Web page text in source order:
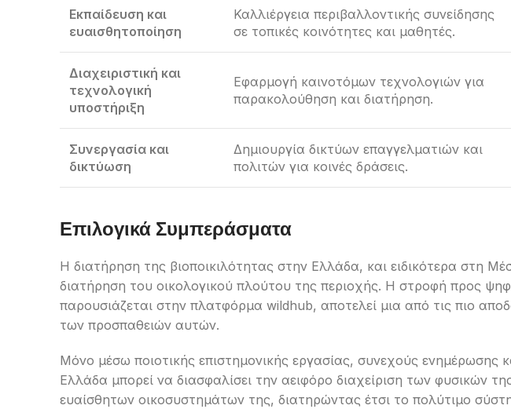
Εκπαίδευση και
ευαισθητοποίηση
Καλλιέργεια περιβαλλοντικής συνείδησης
σε τοπικές κοινότητες και μαθητές.
Διαχειριστική και
τεχνολογική
υποστήριξη
Εφαρμογή καινοτόμων τεχνολογιών για
παρακολούθηση και διατήρηση.
Συνεργασία και
δικτύωση
Δημιουργία δικτύων επαγγελματιών και
πολιτών για κοινές δράσεις.
Επιλογικά Συμπεράσματα
Η διατήρηση της βιοποικιλότητας στην Ελλάδα, και ειδικότερα στη
διατήρηση του οικολογικού πλούτου της περιοχής. Η στροφή προς
παρουσιάζεται στην πλατφόρμα wildhub, αποτελεί μια από τις πιο
των προσπαθειών αυτών.
Μόνο μέσω ποιοτικής επιστημονικής εργασίας, συνεχούς ενημέρωσης
Ελλάδα μπορεί να διασφαλίσει την αειφόρο διαχείριση των φυσικών
ευαίσθητων οικοσυστημάτων της, διατηρώντας έτσι το πολύτιμο